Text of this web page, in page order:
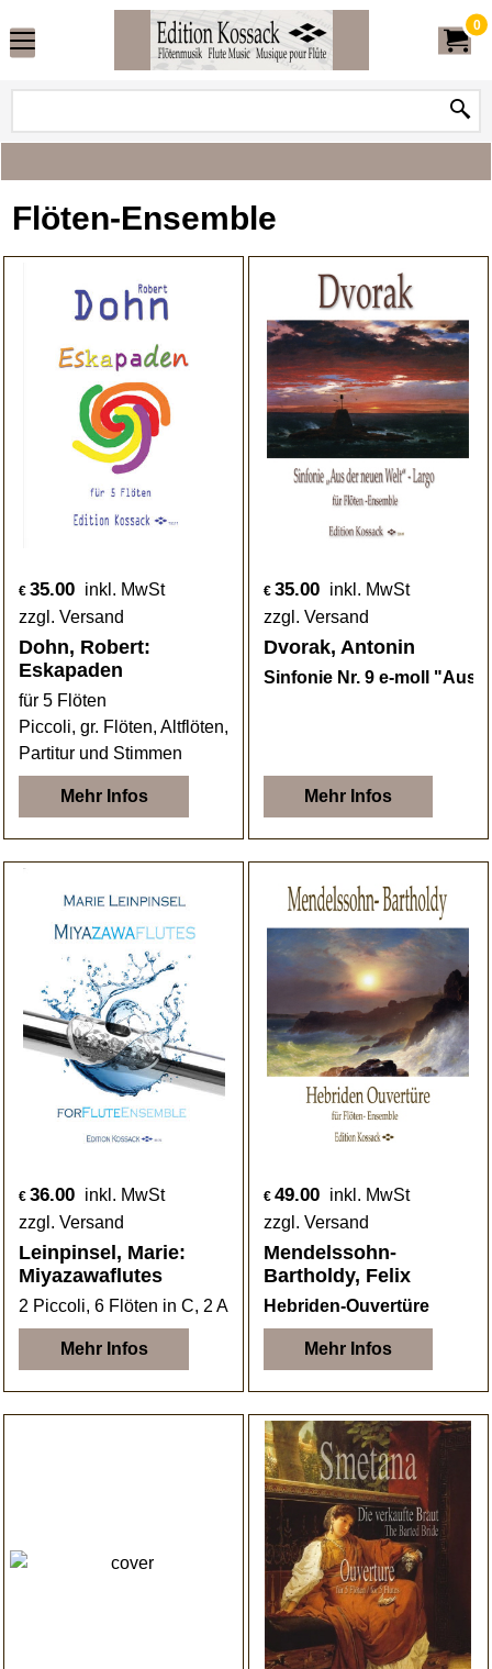
0
Flöten-Ensemble
€ 35.00 inkl. MwSt
zzgl. Versand
Dohn, Robert:
Eskapaden
für 5 Flöten
Piccoli, gr. Flöten, Altflöten, Bassflöte
Partitur und Stimmen
Mehr Infos
€ 35.00 inkl. MwSt
zzgl. Versand
Dvorak, Antonin
Sinfonie Nr. 9 e-moll "Aus
Mehr Infos
€ 36.00 inkl. MwSt
zzgl. Versand
Leinpinsel, Marie:
Miyazawaflutes
2 Piccoli, 6 Flöten in C, 2 Altflöten
Mehr Infos
€ 49.00 inkl. MwSt
zzgl. Versand
Mendelssohn-
Bartholdy, Felix
Hebriden-Ouvertüre
Mehr Infos